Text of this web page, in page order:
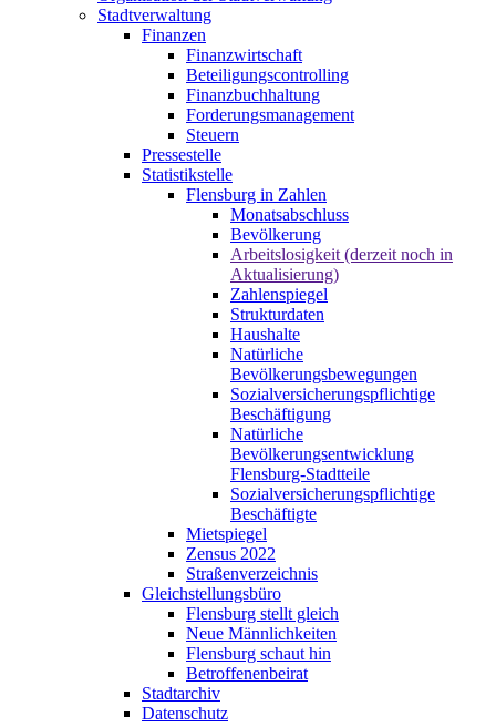
Stadtverwaltung
Finanzen
Finanzwirtschaft
Beteiligungscontrolling
Finanzbuchhaltung
Forderungsmanagement
Steuern
Pressestelle
Statistikstelle
Flensburg in Zahlen
Monatsabschluss
Bevölkerung
Arbeitslosigkeit (derzeit noch in
Aktualisierung)
Zahlenspiegel
Strukturdaten
Haushalte
Natürliche
Bevölkerungsbewegungen
Sozialversicherungspflichtige
Beschäftigung
Natürliche
Bevölkerungsentwicklung
Flensburg-Stadtteile
Sozialversicherungspflichtige
Beschäftigte
Mietspiegel
Zensus 2022
Straßenverzeichnis
Gleichstellungsbüro
Flensburg stellt gleich
Neue Männlichkeiten
Flensburg schaut hin
Betroffenenbeirat
Stadtarchiv
Datenschutz